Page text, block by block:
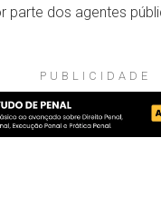
parte dos agentes
PUBLICIDADE